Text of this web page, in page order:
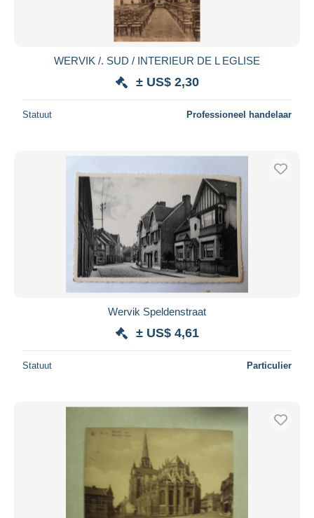
WERVIK /. SUD / INTERIEUR DE L EGLISE
± US$ 2,30
Statuut Professioneel handelaar
Wervik Speldenstraat
± US$ 4,61
Statuut Particulier